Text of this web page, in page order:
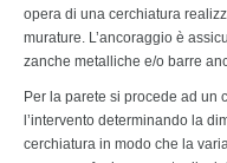
opera di una cerchiatura
murature. L’ancoraggio è
zanche metalliche e/o barre
Per la parete si procede ad un
l’intervento determinando la
cerchiatura in modo che la